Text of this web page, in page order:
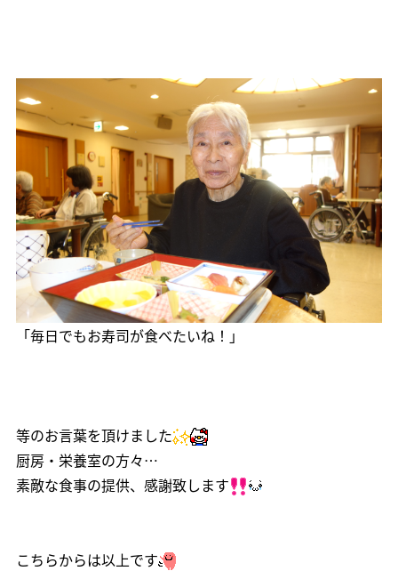
「毎日でもお寿司が食べたいね！」
等のお言葉を頂けました
厨房・栄養室の方々…
素敵な食事の提供、感謝致します
こちらからは以上です